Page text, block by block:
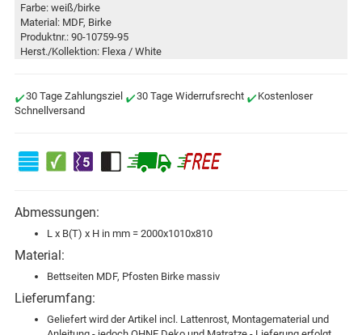
Farbe: weiß/birke
Material: MDF, Birke
Produktnr.: 90-10759-95
Herst./Kollektion: Flexa / White
30 Tage Zahlungsziel 30 Tage Widerrufsrecht
Kostenloser
Schnellversand
Abmessungen:
L x B(T) x H in mm = 2000x1010x810
Material:
Bettseiten MDF, Pfosten Birke massiv
Lieferumfang:
Geliefert wird der Artikel incl. Lattenrost, Montagematerial und